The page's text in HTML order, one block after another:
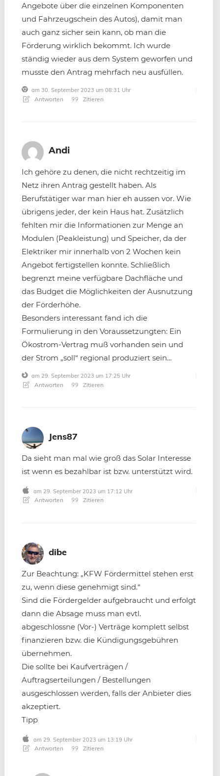
Angebote über die einzelnen Komponenten
und Fahrzeugschein des Autos), damit man
auch ganz sicher sein kann, ob man die
Förderung wirklich bekommt. Ich wurde
ständig wieder aus dem System geworfen und
musste den Antrag mehrfach neu ausfüllen.
am 30. September 2023 um 08:31 Uhr
Antworten Zitieren
Andi
Ich gehöre zu denen, die nicht rechtzeitig im
Netz ihren Antrag gestellt haben. Als
Berufstätiger war man hier eh aussen vor. Wie
übrigens jeder, der kein Haus hat. Zusätzlich
fehlten mir die Informationen zur Menge an
Modulen (Peakleistung) und Speicher, da der
Elektriker mir innerhalb von 2 Wochen kein
Angebot fertigstellen konnte. Schließlich
begrenzt meine verfügbare Dachfläche und
das Budget die Möglichkeiten der Ausnutzung
der Förderhöhe.
Besonders interessant fand ich die
Formulierung in den Voraussetzungten: Ein
Ökostrom-Vertrag muß vorhanden sein und
der Strom „soll“ regional produziert sein…
am 29. September 2023 um 17:25 Uhr
Antworten Zitieren
Jens87
Da sieht man mal wie groß das Solar Interesse
ist wenn es bezahlbar ist bzw. unterstützt wird.
am 29. September 2023 um 17:12 Uhr
Antworten Zitieren
dibe
Zur Beachtung: „KFW Fördermittel stehen erst
zu, wenn diese genehmigt sind.“
Sind die Fördergelder aufgebraucht und erfolgt
dann die Absage muss man evtl.
abgeschlossne (Vor-) Verträge komplett selbst
finanzieren bzw. die Kündigungsgebühren
übernehmen.
Die sollte bei Kaufverträgen /
Auftragserteilungen / Bestellungen
ausgeschlossen werden, falls der Anbieter dies
akzeptiert.
Tipp
am 29. September 2023 um 13:19 Uhr
Antworten Zitieren